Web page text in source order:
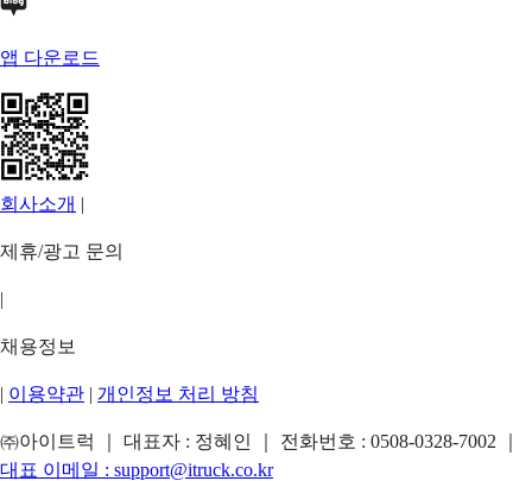
앱 다운로드
회사소개 |
제휴/광고 문의
|
채용정보
| 이용약관 | 개인정보 처리 방침
㈜아이트럭 ｜ 대표자 : 정혜인 ｜ 전화번호 : 0508-0328-7002
대표 이메일 : support@itruck.co.kr